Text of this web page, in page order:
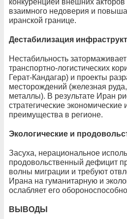
взаимного недоверия и
иранской границе.
Дестабилизация
Нестабильность
транспортно-логистических
Герат-Кандагар) и проекты
месторождений (железная
металлы). В результате Иран
стратегические экономические
преимущества в регионе.
Экологические и
Засуха, нерациональное
продовольственный дефицит
волны миграции и требуют
Ирана на гуманитарную и
ослабляет его
ВЫВОДЫ